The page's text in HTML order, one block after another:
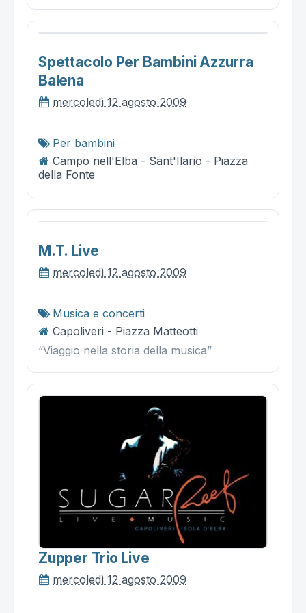
Spettacolo Per Bambini Azzurra
Balena
mercoledì 12 agosto 2009
Per bambini
Campo nell'Elba - Sant'Ilario - Piazza
della Fonte
M.t. Live
mercoledì 12 agosto 2009
Musica e concerti
Capoliveri - Piazza Matteotti
“Viaggio nella storia della musica”
Zupper Trio Live
mercoledì 12 agosto 2009